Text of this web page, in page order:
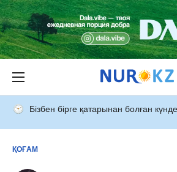
Бізбен бірге қатарынан болған
ҚОҒАМ